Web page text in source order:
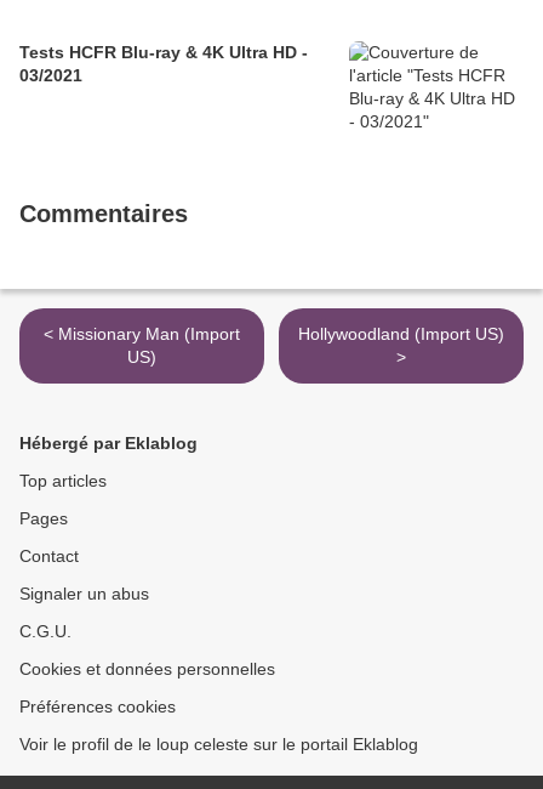
Tests HCFR Blu-ray & 4K Ultra HD -
03/2021
Commentaires
< Missionary Man (Import
US)
Hollywoodland (Import US)
>
Hébergé par Eklablog
Top articles
Pages
Contact
Signaler un abus
C.G.U.
Cookies et données personnelles
Préférences cookies
Voir le profil de le loup celeste sur le portail Eklablog